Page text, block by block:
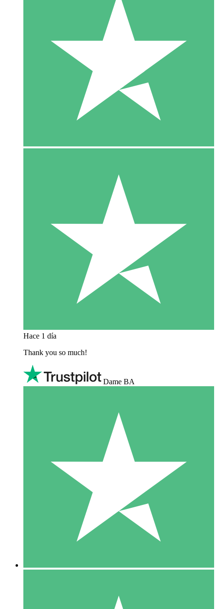
Hace 1 día
Thank you so much!
Dame BA